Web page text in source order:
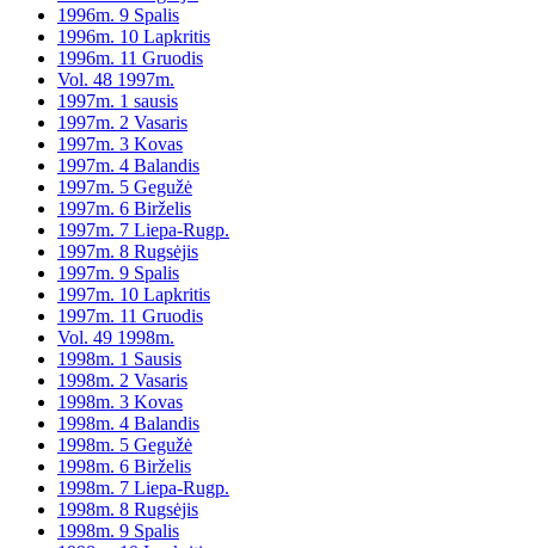
1996m. 9 Spalis
1996m. 10 Lapkritis
1996m. 11 Gruodis
Vol. 48 1997m.
1997m. 1 sausis
1997m. 2 Vasaris
1997m. 3 Kovas
1997m. 4 Balandis
1997m. 5 Gegužė
1997m. 6 Birželis
1997m. 7 Liepa-Rugp.
1997m. 8 Rugsėjis
1997m. 9 Spalis
1997m. 10 Lapkritis
1997m. 11 Gruodis
Vol. 49 1998m.
1998m. 1 Sausis
1998m. 2 Vasaris
1998m. 3 Kovas
1998m. 4 Balandis
1998m. 5 Gegužė
1998m. 6 Birželis
1998m. 7 Liepa-Rugp.
1998m. 8 Rugsėjis
1998m. 9 Spalis